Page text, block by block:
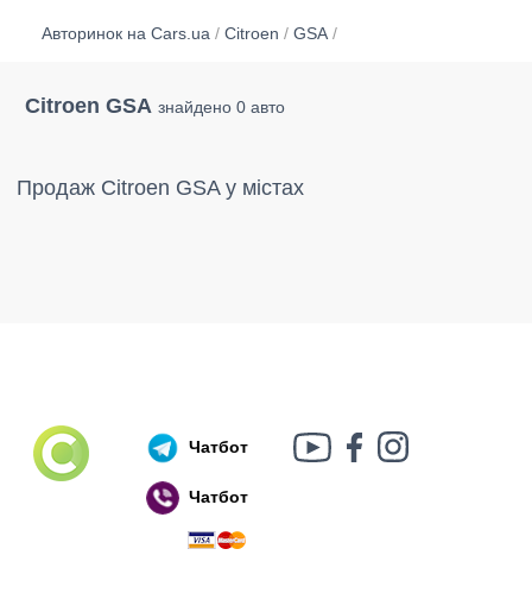
Російський воєнний корабель, іди нах..й!
🇷🇺 🚢 🖕 PS: Таки пішов 🎉
Авторинок на Cars.ua / Citroen / GSA/
Citroen GSA знайдено 0 авто
Продаж Citroen GSA у містах
Чатбот
Чатбот